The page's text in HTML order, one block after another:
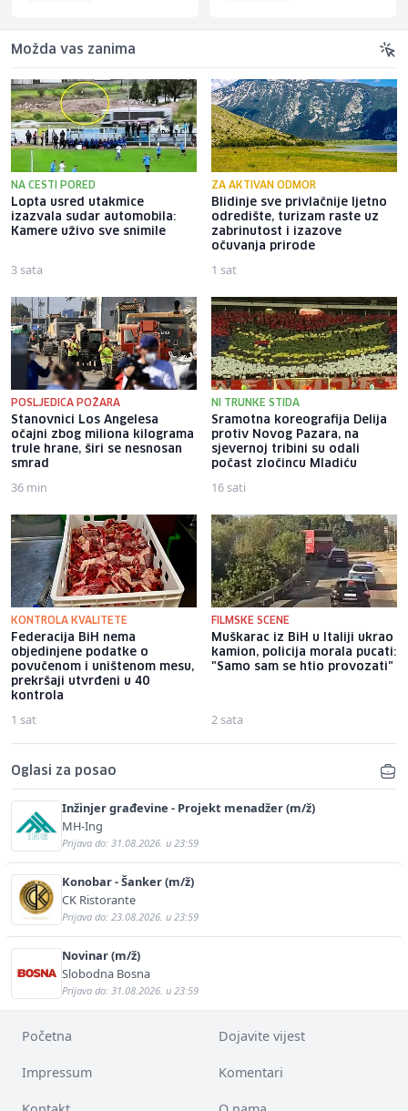
Možda vas zanima
NA CESTI PORED
Lopta usred utakmice
izazvala sudar automobila:
Kamere uživo sve snimile
3 sata
ZA AKTIVAN ODMOR
Blidinje sve privlačnije ljetno
odredište, turizam raste uz
zabrinutost i izazove
očuvanja prirode
1 sat
POSLJEDICA POŽARA
Stanovnici Los Angelesa
očajni zbog miliona kilograma
trule hrane, širi se nesnosan
smrad
36 min
NI TRUNKE STIDA
Sramotna koreografija Delija
protiv Novog Pazara, na
sjevernoj tribini su odali
počast zločincu Mladiću
16 sati
KONTROLA KVALITETE
Federacija BiH nema
objedinjene podatke o
povučenom i uništenom mesu,
prekršaji utvrđeni u 40
kontrola
1 sat
FILMSKE SCENE
Muškarac iz BiH u Italiji ukrao
kamion, policija morala pucati:
"Samo sam se htio provozati"
2 sata
Oglasi za posao
Inžinjer građevine - Projekt menadžer (m/ž)
MH-Ing
Prijava do: 31.08.2026. u 23:59
Konobar - Šanker (m/ž)
CK Ristorante
Prijava do: 23.08.2026. u 23:59
Novinar (m/ž)
Slobodna Bosna
Prijava do: 31.08.2026. u 23:59
Početna Dojavite vijest
Impressum Komentari